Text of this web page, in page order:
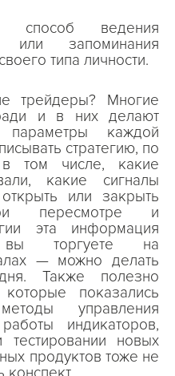
способ ведения
или запоминания
типа личности.
трейдеры? Многие
и в них делают
каждой
стратегию, по
том числе, какие
какие сигналы
или закрыть
пересмотре и
эта информация
вы торгуете на
— можно делать
Также полезно
которые показались
управления
индикаторов,
новых
продуктов тоже не